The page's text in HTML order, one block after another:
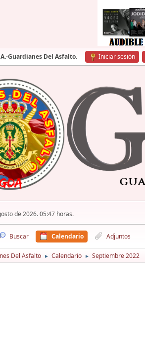
Guardianes Del Asfalto. Iniciar sesión
de 2026. 05:47 horas.
Buscar Calendario Adjuntos
Del Asfalto ► Calendario ► Septiembre 2022